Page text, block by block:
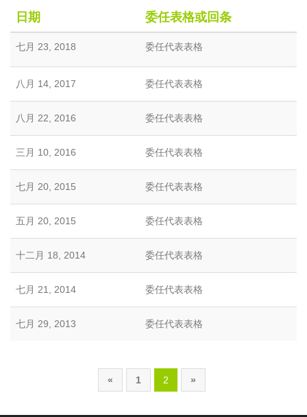
日期 委任表格或回条
七月 23, 2018 委任代表表格
八月 14, 2017 委任代表表格
八月 22, 2016 委任代表表格
三月 10, 2016 委任代表表格
七月 20, 2015 委任代表表格
五月 20, 2015 委任代表表格
十二月 18, 2014 委任代表表格
七月 21, 2014 委任代表表格
七月 29, 2013 委任代表表格
« 1 2 »